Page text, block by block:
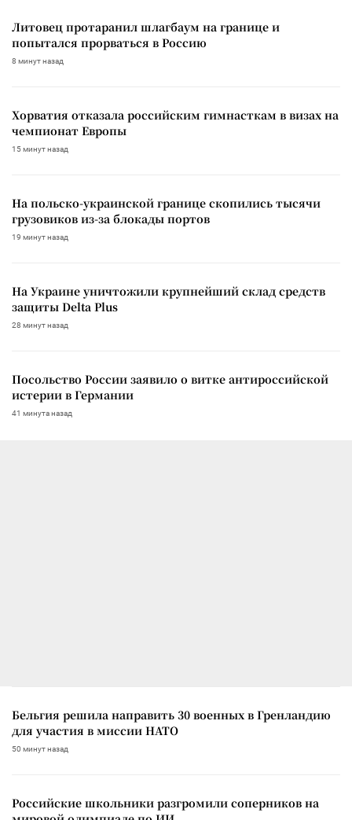
Литовец протаранил шлагбаум на границе и
попытался прорваться в Россию
8 минут назад
Хорватия отказала российским гимнасткам в визах на
чемпионат Европы
15 минут назад
На польско-украинской границе скопились тысячи
грузовиков из-за блокады портов
19 минут назад
На Украине уничтожили крупнейший склад средств
защиты Delta Plus
28 минут назад
Посольство России заявило о витке антироссийской
истерии в Германии
41 минута назад
Бельгия решила направить 30 военных в Гренландию
для участия в миссии НАТО
50 минут назад
Российские школьники разгромили соперников на